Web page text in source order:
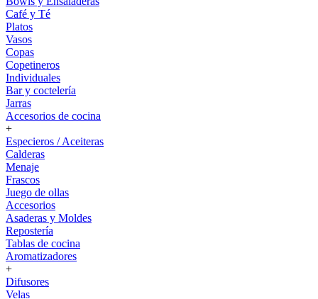
Café y Té
Platos
Vasos
Copas
Copetineros
Individuales
Bar y coctelería
Jarras
Accesorios de cocina
+
Especieros / Aceiteras
Calderas
Menaje
Frascos
Juego de ollas
Accesorios
Asaderas y Moldes
Repostería
Tablas de cocina
Aromatizadores
+
Difusores
Velas